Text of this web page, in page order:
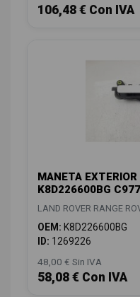
106,48 € Con IVA
MANETA
K8D226600BG
LAND ROVER RANGE
OEM: K8D226600BG
ID: 1269226
48,00 € Sin IVA
58,08 € Con IVA